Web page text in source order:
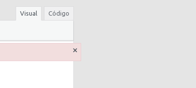
Visual Código
×